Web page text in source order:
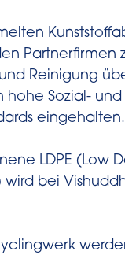
Partnerfirmen
Reinigung
hohe Sozial- und
eingehalten.
LDPE (Low
wird bei